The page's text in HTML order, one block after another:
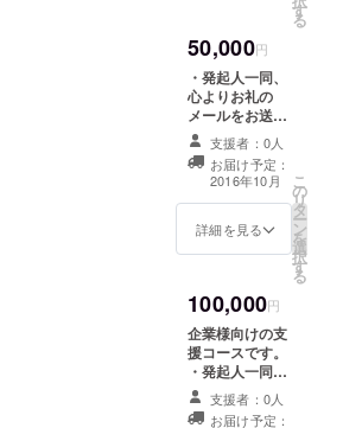
にお好きなボー
ドゲーム(5000
円以下のもの)を
設置リクエスト
できます。
相当] ・オープン
後１ヶ月間無料
利用券を贈呈い
たします。 （該
当期間、上記の
利用券なしで無
料でご利用いた
だけます) ・ドリ
ンクチケット(ア
ルコールを含む
ドリンクの注文
にご利用いただ
けます) 40枚を
す。[20000円相
当] ・Weeyble
公式サイトにて
サポーターとし
てお名前を掲載
させていただき
ます。 ・
す
る
50,000円
・発起人一同、
心よりお礼の
メールをお送り
いたします。 ・
オープニングイ
ベントへご招待
いたします。 ・
一日貸切利用
券：Weeyble(最
大40名)の店舗を
ます。 （日程調
整の為のご連絡
を差し上げます)
支援者：0人
お届け予定：
2016年10月
詳細を見る
こ
の
リ
タ
ー
ン
を
選
択
す
る
100,000円
企業様向けの支
援コースです。
・発起人一同、
心よりお礼の
メールをお送り
支援者：0人
お届け予定：